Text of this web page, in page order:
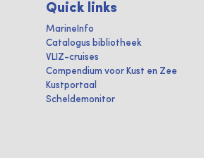
Quick links
MarineInfo
Catalogus bibliotheek
VLIZ-cruises
Compendium voor Kust en Zee
Kustportaal
Scheldemonitor